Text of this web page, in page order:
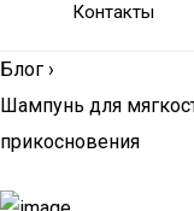
Контакты
Блог ›
Шампунь для
прикосновения